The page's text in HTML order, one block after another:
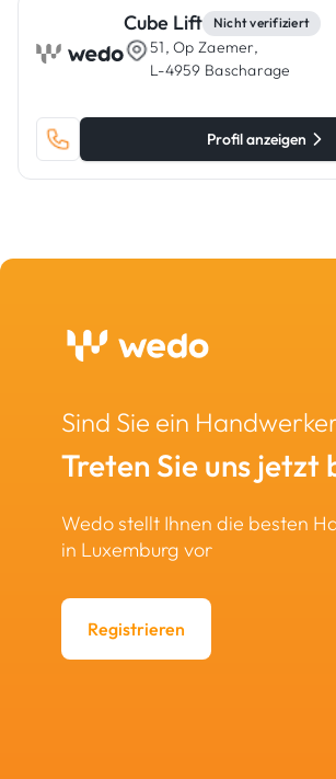
Cube Lift Nicht verifiziert
51, Op Zaemer,
L-4959 Bascharage
Profil anzeigen
Sind Sie ein
Treten Sie uns jetzt
Wedo stellt Ihnen die besten
in Luxemburg vor
Registrieren